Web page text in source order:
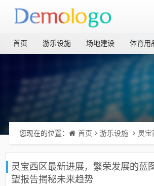
首页 游乐设施 场地建设 体育用
您现在的位置： 首页 游乐设施 灵宝西区最新进
灵宝西区最新进展，繁荣发展的蓝
望报告揭秘未来趋势